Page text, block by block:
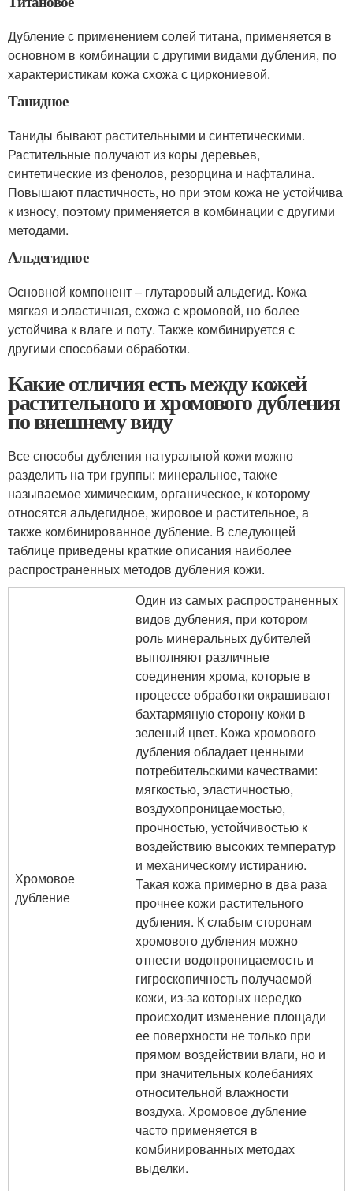
Дубление с применением солей титана, применяется в
основном в комбинации с другими видами дубления, по
характеристикам кожа схожа с циркониевой.
Танидное
Таниды бывают растительными и синтетическими.
Растительные получают из коры деревьев,
синтетические из фенолов, резорцина и нафталина.
Повышают пластичность, но при этом кожа не устойчива
к износу, поэтому применяется в комбинации с другими
методами.
Альдегидное
Основной компонент – глутаровый альдегид. Кожа
мягкая и эластичная, схожа с хромовой, но более
устойчива к влаге и поту. Также комбинируется с
другими способами обработки.
Какие отличия есть между кожей
растительного и хромового дубления
по внешнему виду
Все способы дубления натуральной кожи можно
разделить на три группы: минеральное, также
называемое химическим, органическое, к которому
относятся альдегидное, жировое и растительное, а
также комбинированное дубление. В следующей
таблице приведены краткие описания наиболее
распространенных методов дубления кожи.
Хромовое
дубление
Один из самых распространенных
видов дубления, при котором
роль минеральных дубителей
выполняют различные
соединения хрома, которые в
процессе обработки окрашивают
бахтармяную сторону кожи в
зеленый цвет. Кожа хромового
дубления обладает ценными
потребительскими качествами:
мягкостью, эластичностью,
воздухопроницаемостью,
прочностью, устойчивостью к
воздействию высоких температур
и механическому истиранию.
Такая кожа примерно в два раза
прочнее кожи растительного
дубления. К слабым сторонам
хромового дубления можно
отнести водопроницаемость и
гигроскопичность получаемой
кожи, из-за которых нередко
происходит изменение площади
ее поверхности не только при
прямом воздействии влаги, но и
при значительных колебаниях
относительной влажности
воздуха. Хромовое дубление
часто применяется в
комбинированных методах
выделки.